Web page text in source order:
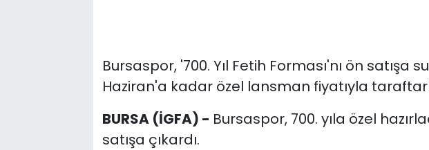
Bursaspor, '700. Yıl Fetih Forması'nı ön satışa
Haziran'a kadar özel lansman fiyatıyla
BURSA (İGFA) - Bursaspor, 700. yıla özel
satışa çıkardı.